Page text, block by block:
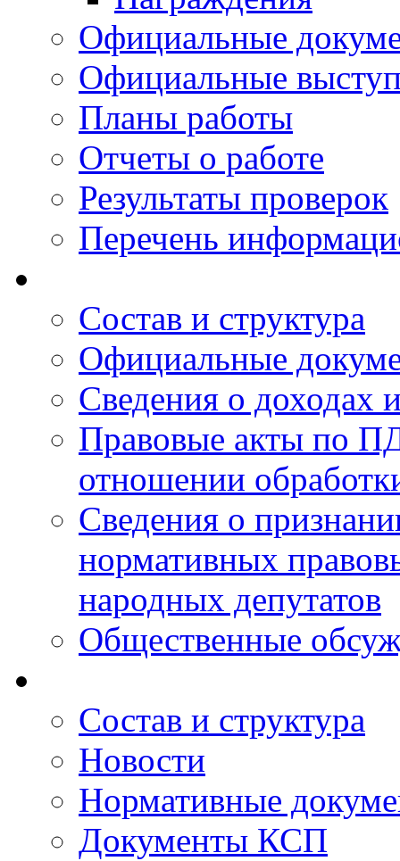
Официальные
Официальные
Планы работы
Отчеты о работе
Результаты проверок
Перечень
Состав и структура
Официальные
Сведения о доходах
Правовые акты по
отношении
Сведения о
нормативных
народных депутатов
Общественные
Состав и структура
Новости
Нормативные
Документы КСП